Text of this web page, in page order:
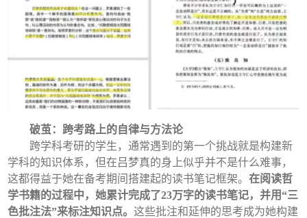
破茧：跨考路上的自律与方法论
跨学科考研的学生，通常遇到的第一个挑战就是构建新
学科的知识体系，但在吕梦真的身上似乎并不是什么难事，
这都得益于她在备考期间搭建起的读书笔记框架。在阅读哲
学书籍的过程中，她累计完成了23万字的读书笔记，并用“三
色批注法”来标注知识点。这些批注和延伸的思考成为她构建